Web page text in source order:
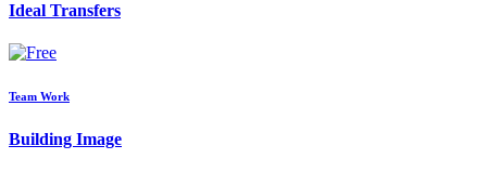
Ideal Transfers
Team Work
Building Image